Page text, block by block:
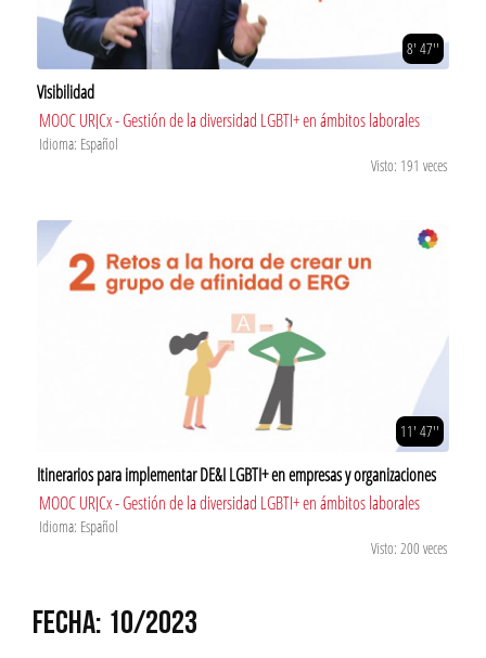
8' 47''
Visibilidad
MOOC URJCx - Gestión de la diversidad LGBTI+ en ámbitos laborales
Idioma: Español
Visto: 191 veces
11' 47''
Itinerarios para implementar DE&I LGBTI+ en empresas y organizaciones
MOOC URJCx - Gestión de la diversidad LGBTI+ en ámbitos laborales
Idioma: Español
Visto: 200 veces
FECHA: 10/2023